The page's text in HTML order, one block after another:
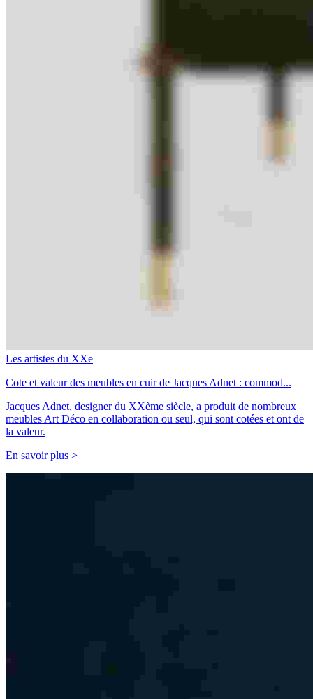
Les artistes du XXe
Cote et valeur des meubles en cuir de Jacques Adnet : commod...
Jacques Adnet, designer du XXème siècle, a produit de nombreux
meubles Art Déco en collaboration ou seul, qui sont cotées et ont de
la valeur.
En savoir plus >